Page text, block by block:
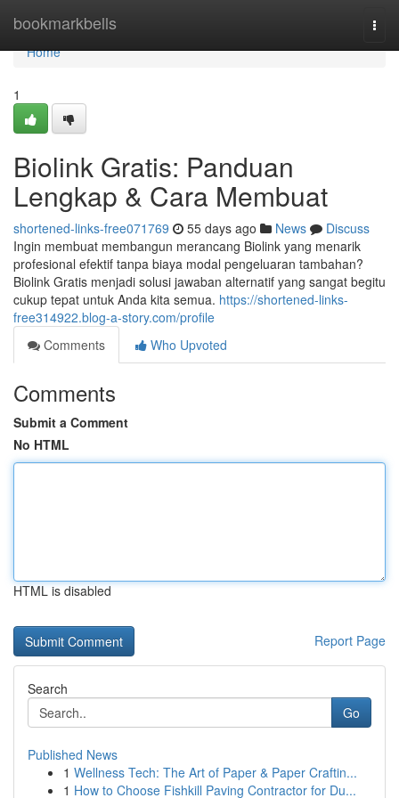
bookmarkbells
Home
Home
1
Biolink Gratis: Panduan
Lengkap & Cara Membuat
shortened-links-free071769 55 days ago News
Discuss
Ingin membuat membangun merancang Biolink yang menarik
profesional efektif tanpa biaya modal pengeluaran tambahan?
Biolink Gratis menjadi solusi jawaban alternatif yang sangat begitu
cukup tepat untuk Anda kita semua. https://shortened-links-
free314922.blog-a-story.com/profile
Comments
Who Upvoted
Comments
Submit a Comment
No HTML
HTML is disabled
Report Page
Search
Go
Published News
1 Wellness Tech: The Art of Paper & Paper Craftin...
1 How to Choose Fishkill Paving Contractor for Du...